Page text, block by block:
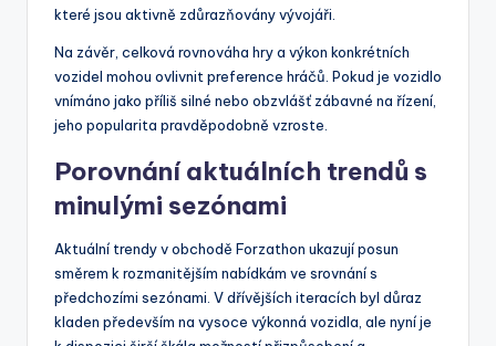
které jsou aktivně zdůrazňovány vývojáři.
Na závěr, celková rovnováha hry a výkon konkrétních
vozidel mohou ovlivnit preference hráčů. Pokud je vozidlo
vnímáno jako příliš silné nebo obzvlášť zábavné na řízení,
jeho popularita pravděpodobně vzroste.
Porovnání aktuálních trendů s
minulými sezónami
Aktuální trendy v obchodě Forzathon ukazují posun
směrem k rozmanitějším nabídkám ve srovnání s
předchozími sezónami. V dřívějších iteracích byl důraz
kladen především na vysoce výkonná vozidla, ale nyní je